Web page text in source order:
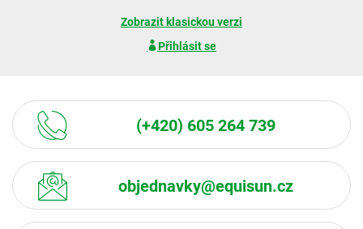
Zobrazit klasickou verzi
Přihlásit se
(+420) 605 264 739
objednavky@equisun.cz